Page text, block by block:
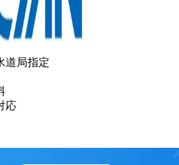
道局指定
応